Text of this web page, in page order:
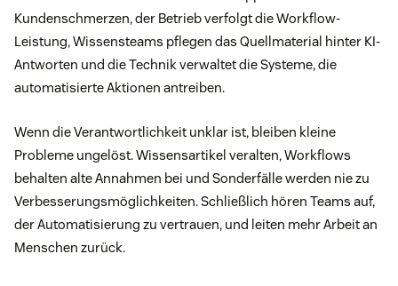
Kundenschmerzen, der Betrieb verfolgt die Workflow-
Leistung, Wissensteams pflegen das Quellmaterial hinter KI-
Antworten und die Technik verwaltet die Systeme, die
automatisierte Aktionen antreiben.
Wenn die Verantwortlichkeit unklar ist, bleiben kleine
Probleme ungelöst. Wissensartikel veralten, Workflows
behalten alte Annahmen bei und Sonderfälle werden nie zu
Verbesserungsmöglichkeiten. Schließlich hören Teams auf,
der Automatisierung zu vertrauen, und leiten mehr Arbeit an
Menschen zurück.